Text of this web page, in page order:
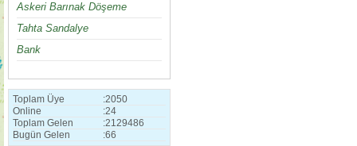
Askeri Barınak Döşeme
Tahta Sandalye
Bank
Toplam Üye :2050
Online
:24
Toplam Gelen
:2129486
Bugün Gelen
:66